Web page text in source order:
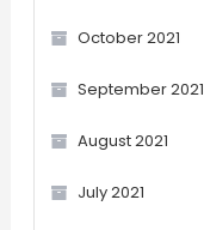
October 2021
September 2021
August 2021
July 2021